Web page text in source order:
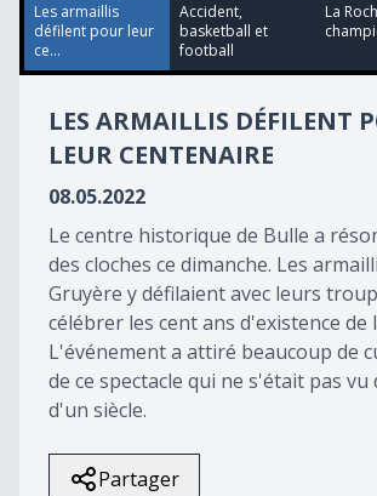
54
seconds
Les armaillis
défilent pour leur
ce...
Accident,
basketball et
football
La
LES ARMAILLIS DÉFILENT
LEUR CENTENAIRE
08.05.2022
Le centre historique de Bulle a
des cloches ce dimanche. Les
Gruyère y défilaient avec leurs
célébrer les cent ans d'existence de
L'événement a attiré beaucoup de
de ce spectacle qui ne s'était pas vu
d'un siècle.
Partager